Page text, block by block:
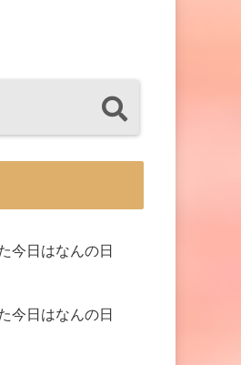
今日はなんの日
今日はなんの日